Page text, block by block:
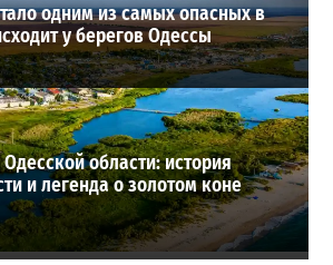
одним из самых опасных в
у берегов Одессы
области: история
и легенда о золотом коне